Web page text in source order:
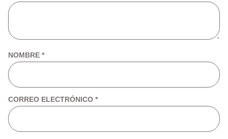
NOMBRE *
CORREO ELECTRÓNICO *